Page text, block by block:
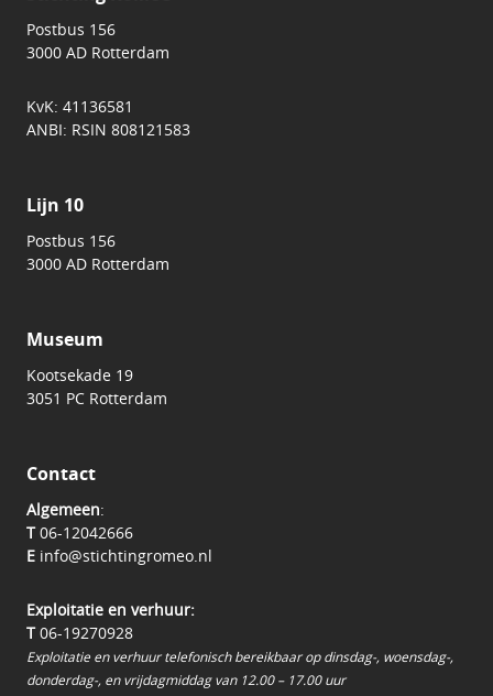
Postbus 156
3000 AD Rotterdam
KvK: 41136581
ANBI: RSIN 808121583
Lijn 10
Postbus 156
3000 AD Rotterdam
Museum
Kootsekade 19
3051 PC Rotterdam
Contact
Algemeen:
T06-12042666
E info@stichtingromeo.nl
Exploitatie en verhuur:
T 06-19270928
Exploitatie en verhuur telefonisch bereikbaar op dinsdag-, woensdag-,
donderdag-, en vrijdagmiddag van 12.00 – 17.00 uur